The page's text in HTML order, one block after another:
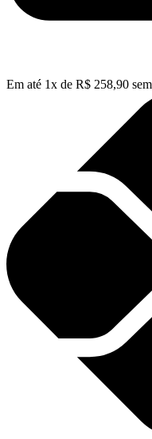
Em até 1x de R$ 258,90